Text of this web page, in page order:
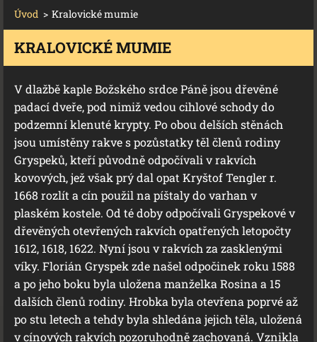
Úvod > Kralovické mumie
KRALOVICKÉ MUMIE
V dlažbě kaple Božského srdce Páně jsou dřevěné
padací dveře, pod nimiž vedou cihlové schody do
podzemní klenuté krypty. Po obou delších stěnách
jsou umístěny rakve s pozůstatky těl členů rodiny
Gryspeků, kteří původně odpočívali v rakvích
kovových, jež však prý dal opat Kryštof Tengler r.
1668 rozlít a cín použil na píštaly do varhan v
plaském kostele. Od té doby odpočívali Gryspekové v
dřevěných otevřených rakvích opatřených letopočty
1612, 1618, 1622. Nyní jsou v rakvích za zasklenými
víky. Florián Gryspek zde našel odpočinek roku 1588
a po jeho boku byla uložena manželka Rosina a 15
dalších členů rodiny. Hrobka byla otevřena poprvé až
po stu letech a tehdy byla shledána jejich těla, uložená
v cínových rakvích pozoruhodně zachovaná. Vznikla